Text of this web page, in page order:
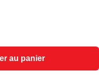
au panier